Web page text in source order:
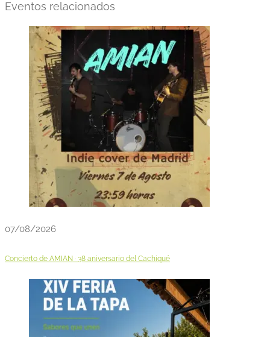
Eventos relacionados
07/08/2026
Concierto de AMIAN · 38 aniversario del Cachiqué